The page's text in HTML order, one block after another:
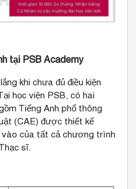
tại PSB Academy
khi chưa đủ điều kiện
học viện PSB, có hai
Tiếng Anh phổ thông
(CAE) được thiết kế
vào của tất cả chương trình
sĩ.